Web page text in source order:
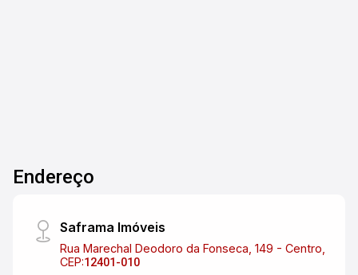
de apoio. Localização: Próximo a vias de grande
nas proximidades e acesso rápido a pontos
estratégicos da cidade, como o Parque
Vicentina Aranha. Ideal para: Consultórios,
Endereço
Saframa Imóveis
Rua Marechal Deodoro da Fonseca, 149 - Centro,
CEP:12401-010